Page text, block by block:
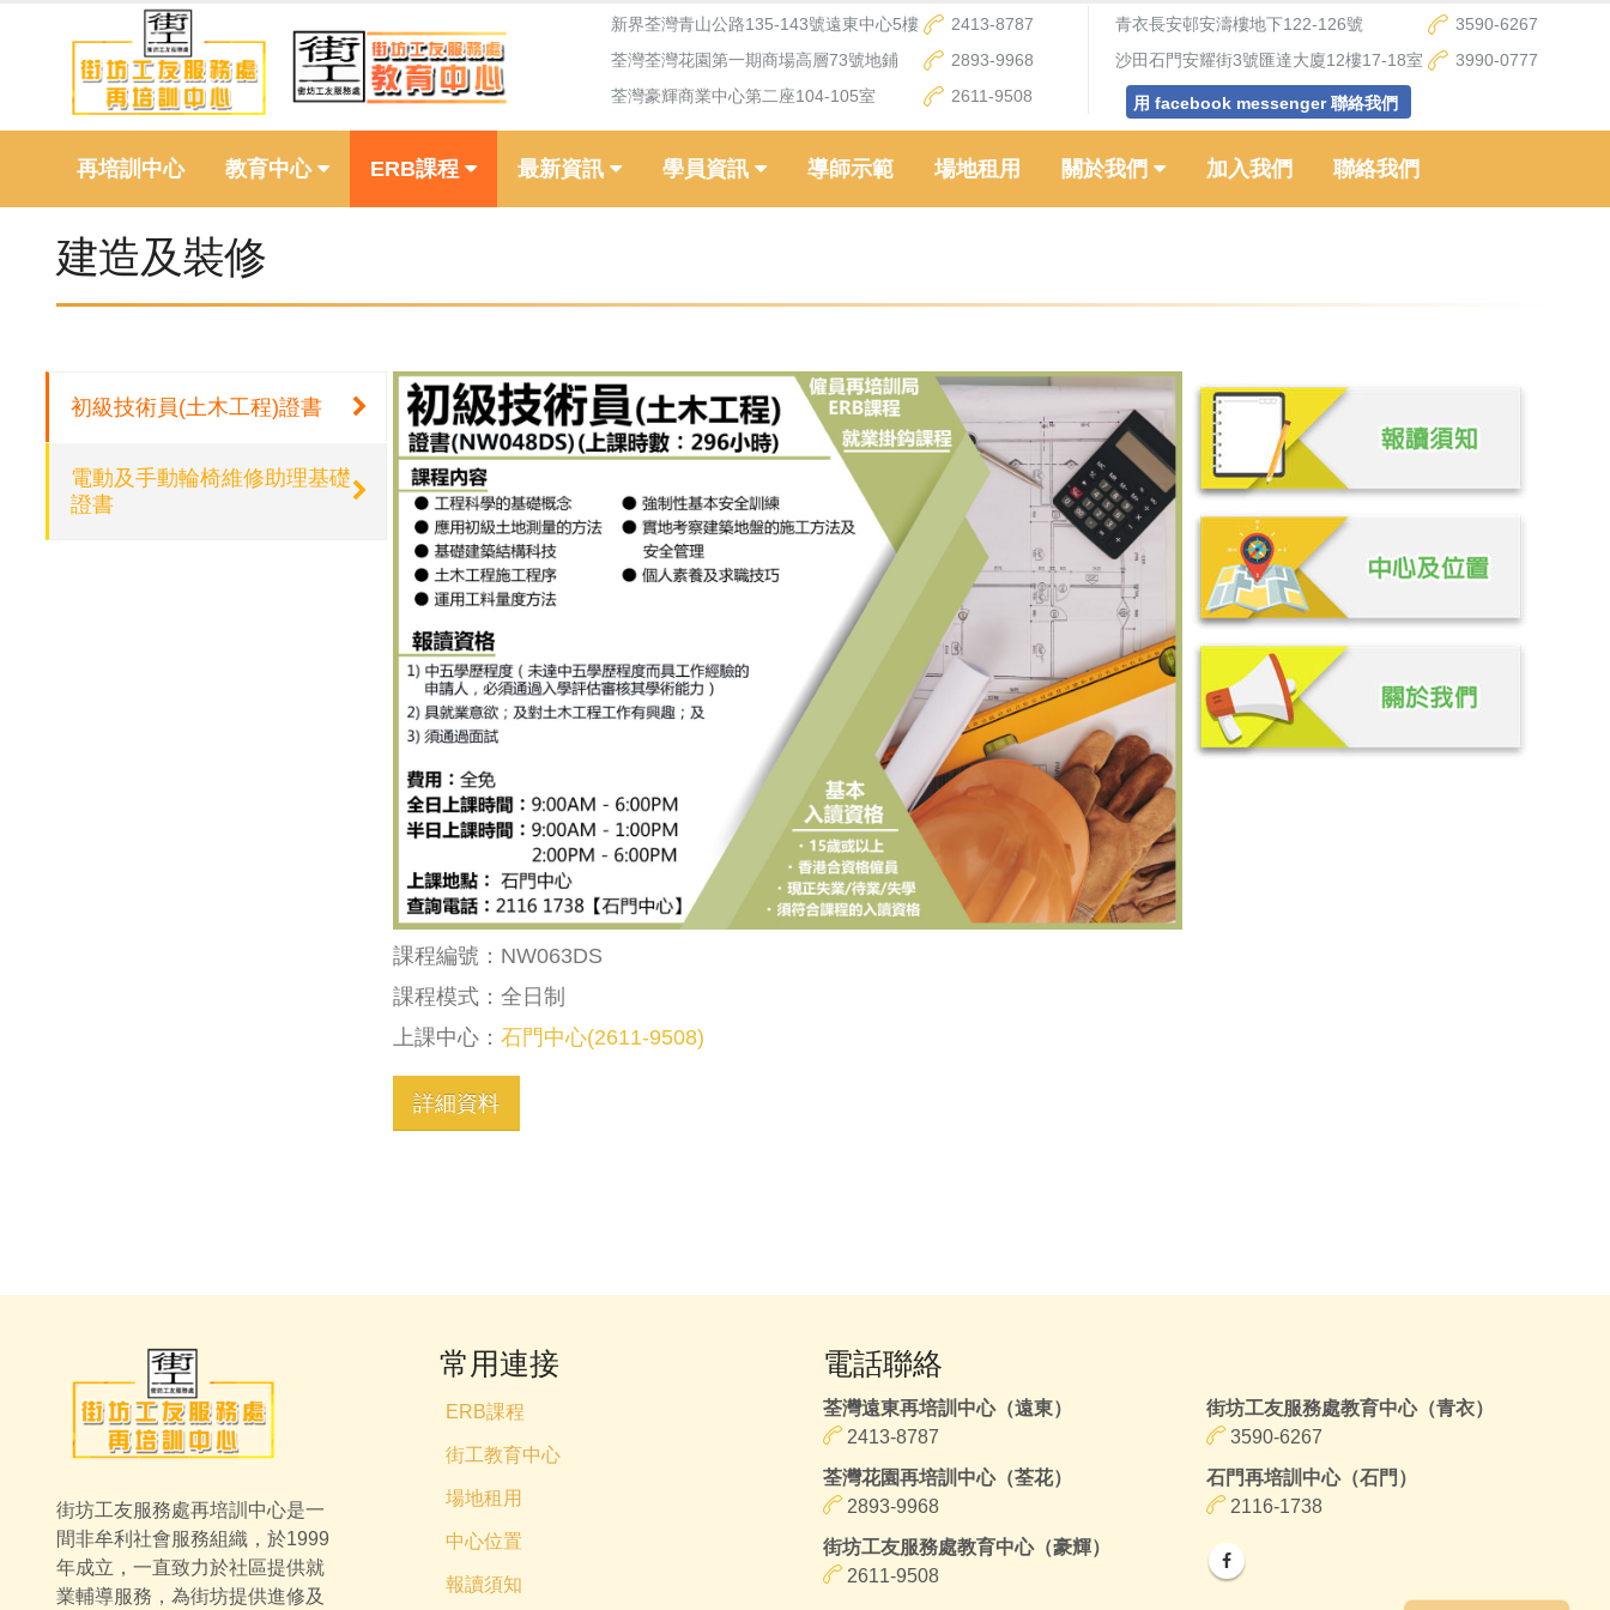
新界荃灣青山公路135-143號遠東中心5樓
2413-8787
荃灣荃灣花園第一期商場高層73號地鋪
2893-9968
荃灣豪輝商業中心第二座104-105室
2611-9508
青衣長安邨安濤樓地下122-126號
3590-6267
沙田石門安耀街3號匯達大廈12樓17-18室
3990-0777
用 facebook messenger 聯絡我們
再培訓中心 教育中心 ERB課程 最新資訊 學員資訊 導師示範 場地租用 關於我們 加入我們 聯絡我們
建造及裝修
初級技術員(土木工程)證書
電動及手動輪椅維修助理基礎
證書
課程編號：NW063DS
課程模式：全日制
上課中心： 石門中心(2611-9508)
詳細資料
街坊工友服務處再培訓中心是一
間非牟利社會服務組織，於1999
年成立，一直致力於社區提供就
業輔導服務，為街坊提供進修及
常用連接
ERB課程
街工教育中心
場地租用
中心位置
報讀須知
電話聯絡
荃灣遠東再培訓中心（遠東）
2413-8787
荃灣花園再培訓中心（荃花）
2893-9968
街坊工友服務處教育中心（豪輝）
2611-9508
街坊工友服務處教育中心（青衣）
3590-6267
石門再培訓中心（石門）
2116-1738